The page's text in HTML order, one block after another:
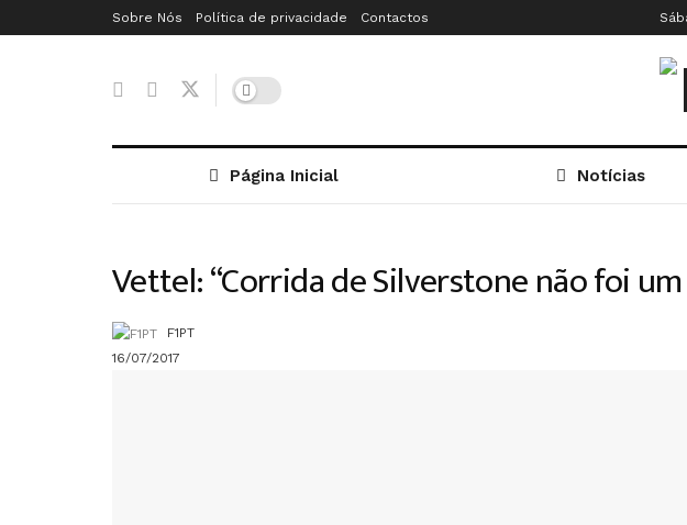
Sobre Nós Política de privacidade Contactos
Página Inicial Notícias
Vettel: “Corrida de Silverstone não foi
F1PT
16/07/2017